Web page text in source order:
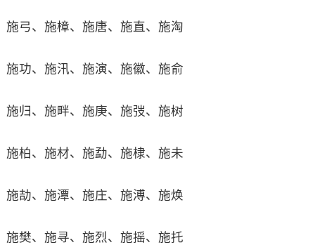
施弓、施樟、施唐、施直、施淘
施功、施汛、施演、施徽、施俞
施归、施畔、施庚、施弢、施树
施柏、施材、施勐、施棣、施未
施劼、施潭、施庄、施溥、施焕
施樊、施寻、施烈、施摇、施托